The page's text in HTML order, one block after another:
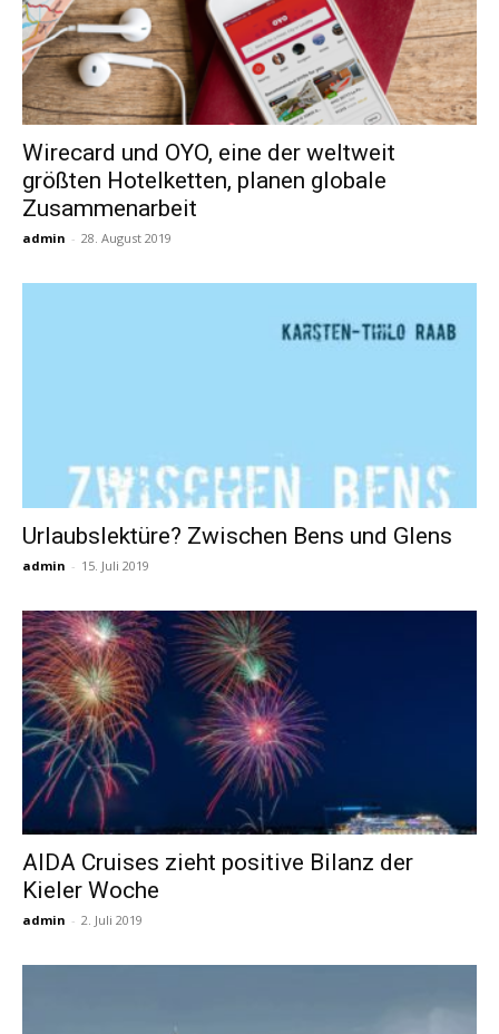
Wirecard und OYO, eine der weltweit
größten Hotelketten, planen globale
Zusammenarbeit
admin - 28. August 2019
Urlaubslektüre? Zwischen Bens und Glens
admin - 15. Juli 2019
AIDA Cruises zieht positive Bilanz der
Kieler Woche
admin - 2. Juli 2019